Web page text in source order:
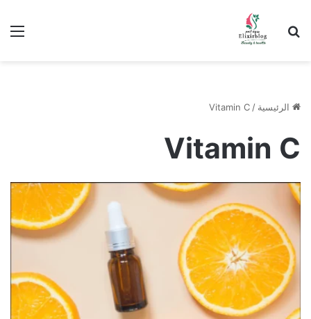
ابحث عن
الرئيسية /
Vitamin C
Vitamin C